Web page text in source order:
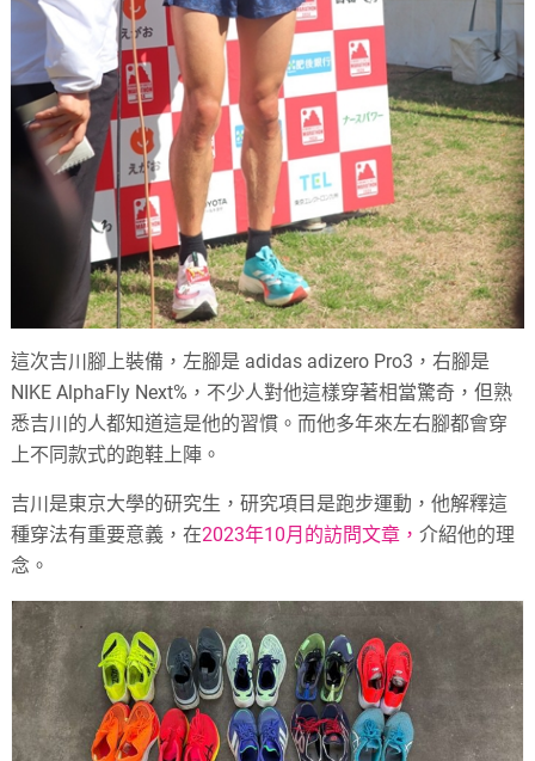
這次吉川腳上裝備，左腳是 adidas adizero Pro3，右腳是
NIKE AlphaFly Next%，不少人對他這樣穿著相當驚奇，但熟
悉吉川的人都知道這是他的習慣。而他多年來左右腳都會穿
上不同款式的跑鞋上陣。
吉川是東京大學的研究生，研究項目是跑步運動，他解釋這
種穿法有重要意義，在2023年10月的訪問文章，介紹他的理
念。